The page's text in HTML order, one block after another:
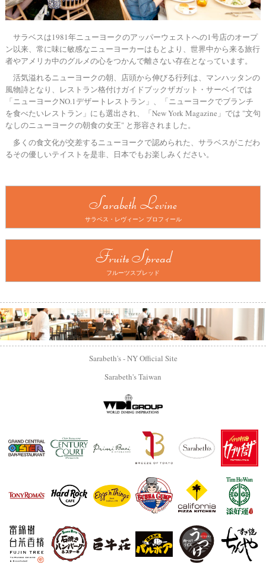
サラベスは1981年ニューヨークのアッパーウェストへの1号店のオープ
ン以来、 常に味に敏感なニューヨーカーはもとより、 世界中から来る旅行
者やアメリカ中のグルメの心をつかんで離さない存在となっています。
活気溢れるニューヨークの朝、店頭から伸びる行列は、マンハッタンの
風物詩となり、
レストラン格付けガイドブックザガット・サーベイでは
「ニューヨークNO.1デザートレストラン」、「ニューヨークでブランチ
を食べたいレストラン」にも選出され、
「New York Magazine」では "文句
なしのニューヨークの朝食の女王" と形容されました。
多くの食文化が交差するニューヨークで認められた、 サラベスがこだわ
るその優しいテイストを是非、日本でもお楽しみください。
Sarabeth Levine
サラベス・レヴィーン プロフィール
Fruits Spread
フルーツスプレッド
Sarabeth's - NY Official Site
Sarabeth's Taiwan